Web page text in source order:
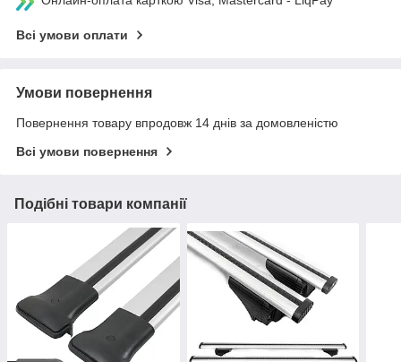
Всі умови оплати
Умови повернення
Повернення товару впродовж 14 днів за домовленістю
Всі умови повернення
Подібні товари компанії